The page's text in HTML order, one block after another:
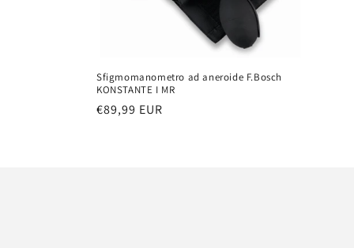
o
n
Sfigmomanometro ad aneroide F.Bosch
KONSTANTE I MR
Prezzo
€89,99 EUR